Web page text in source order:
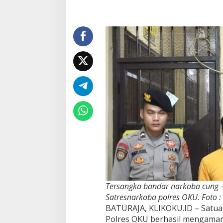
Tersangka bandar narkoba
Satresnarkoba polres OKU. Foto :
BATURAJA, KLIKOKU.ID –
Polres OKU berhasil